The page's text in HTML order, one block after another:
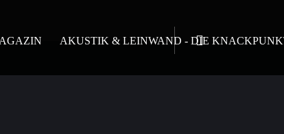
AKUSTIK & LEINWAND - DIE